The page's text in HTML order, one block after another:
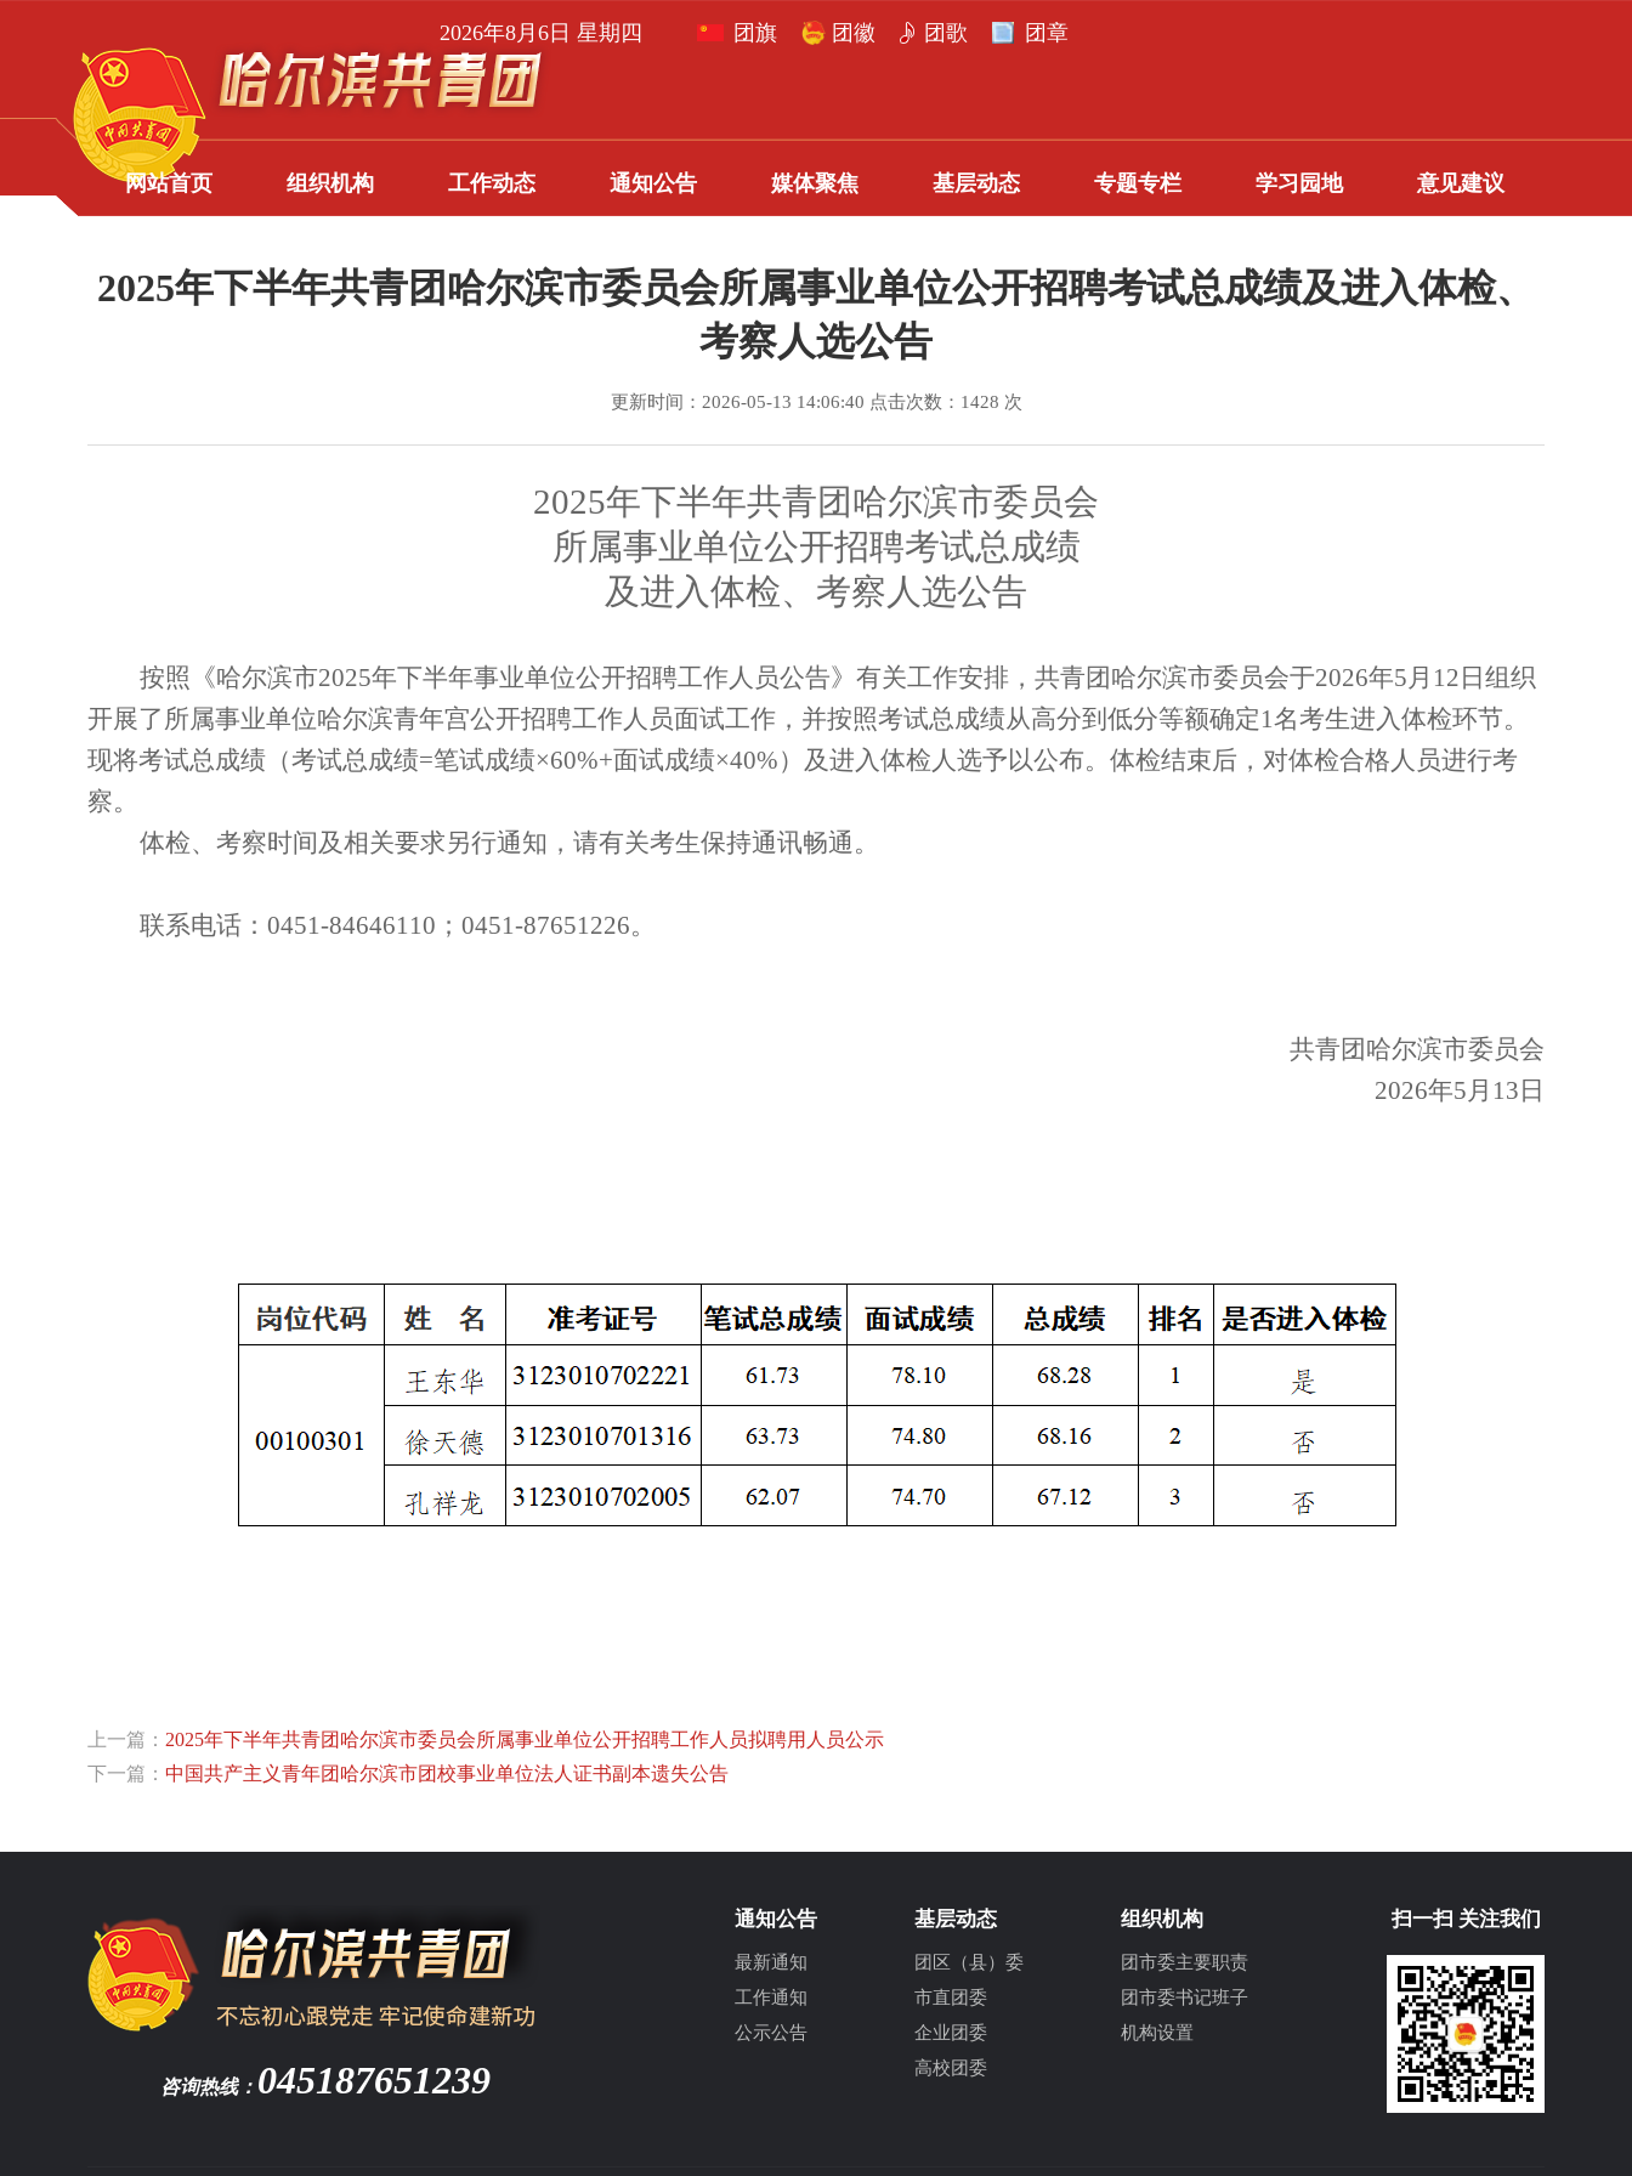
2026年8月6日 星期四 团旗 团徽 团歌 团章
网站首页 组织机构 工作动态 通知公告 媒体聚焦 基层动态 专题专栏 学习园地 意见建议
2025年下半年共青团哈尔滨市委员会所属事业单位公开招聘考试总成绩及进入体检、
考察人选公告
更新时间：2026-05-13 14:06:40 点击次数：1428 次
2025年下半年共青团哈尔滨市委员会
所属事业单位公开招聘考试总成绩
及进入体检、考察人选公告
按照《哈尔滨市2025年下半年事业单位公开招聘工作人员公告》 有关工作安排，共青团哈尔滨市委员会于2026年5月 12 日组织
开展了所属事业单位哈尔滨青年宫公开招聘工作人员面试工作 ， 并按照考试总成绩从高分到低分等额确定1名考生进入体检环节。
现将考试总成绩（考试总成绩=笔试成绩×60%+面试成绩×40%） 及进入体检人选予以公布。 体检结束后，对体检合格人员进行考
察。
体检、考察时间及相关要求另行通知 ，请有关考生保持通讯畅通 。
联系电话： 0451-84646110 ； 0451-87651226。
共青团哈尔滨市委员会
2026年5月 13 日
上一篇： 2025年下半年共青团哈尔滨市委员会所属事业单位公开招聘工作人员拟聘用人员公示
下一篇： 中国共产主义青年团哈尔滨市团校事业单位法人证书副本遗失公告
咨询热线： 045187651239
通知公告
最新通知
工作通知
公示公告
基层动态
团区（县）委
市直团委
企业团委
高校团委
组织机构
团市委主要职责
团市委书记班子
机构设置
扫一扫 关注我们